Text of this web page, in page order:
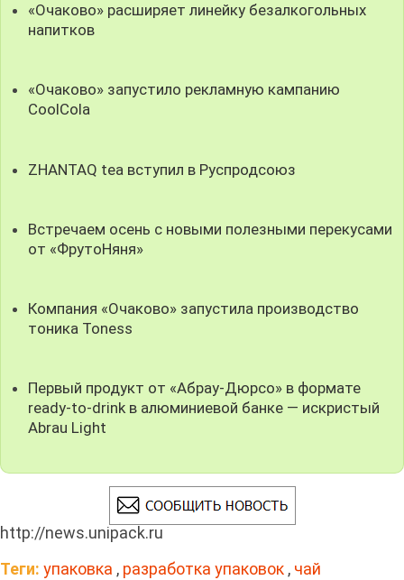
«Очаково» расширяет линейку безалкогольных
напитков
«Очаково» запустило рекламную кампанию
CoolCola
ZHANTAQ tea вступил в Руспродсоюз
Встречаем осень с новыми полезными перекусами
от «ФрутоНяня»
Компания «Очаково» запустила производство
тоника Toness
Первый продукт от «Абрау-Дюрсо» в формате
ready-to-drink в алюминиевой банке — искристый
Abrau Light
http://news.unipack.ru
Теги: упаковка , разработка упаковок , чай